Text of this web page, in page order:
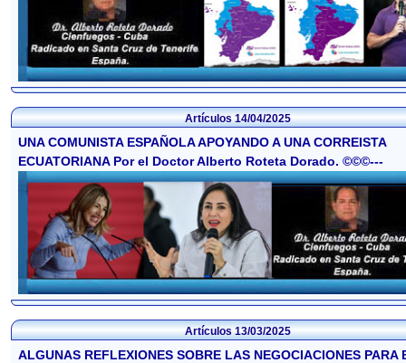
Artículos14/04/2025
UNA COMUNISTA ESPAÑOLA APOYANDO A UNA CORREISTA
ECUATORIANA Por el Doctor Alberto Roteta Dorado. ©©©---
Artículos13/03/2025
ALGUNAS REFLEXIONES SOBRE LAS NEGOCIACIONES PARA